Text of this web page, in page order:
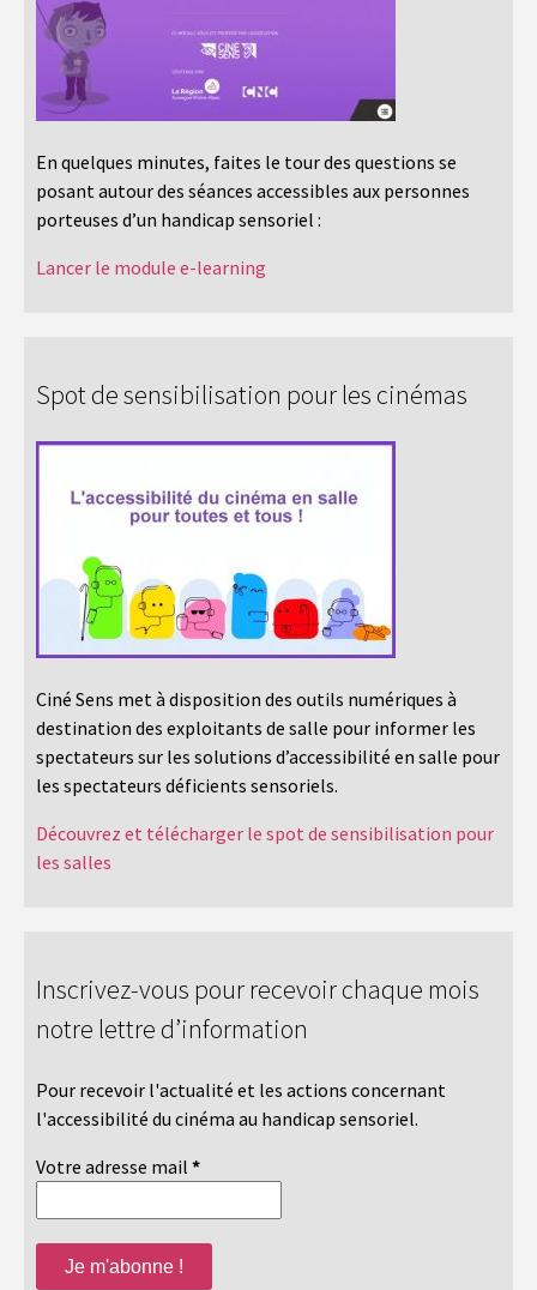
En quelques minutes, faites le tour des questions se
posant autour des séances accessibles aux personnes
porteuses d’un handicap sensoriel :
Lancer le module e-learning
Spot de sensibilisation pour les cinémas
Ciné Sens met à disposition des outils numériques à
destination des exploitants de salle pour informer les
spectateurs sur les solutions d’accessibilité en salle pour
les spectateurs déficients sensoriels.
Découvrez et télécharger le spot de sensibilisation pour
les salles
Inscrivez-vous pour recevoir chaque mois
notre lettre d’information
Pour recevoir l'actualité et les actions concernant
l'accessibilité du cinéma au handicap sensoriel.
Votre adresse mail *